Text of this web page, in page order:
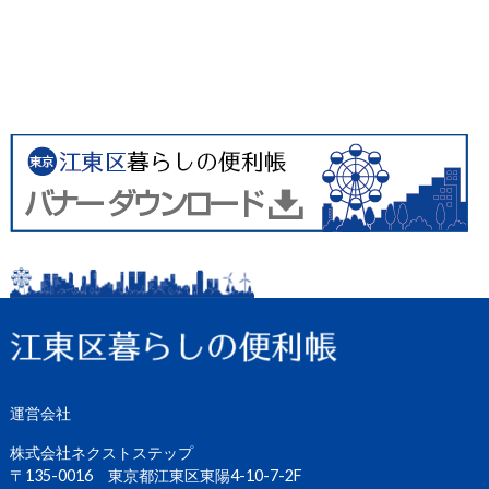
運営会社
株式会社ネクストステップ
〒135-0016 東京都江東区東陽4-10-7-2F